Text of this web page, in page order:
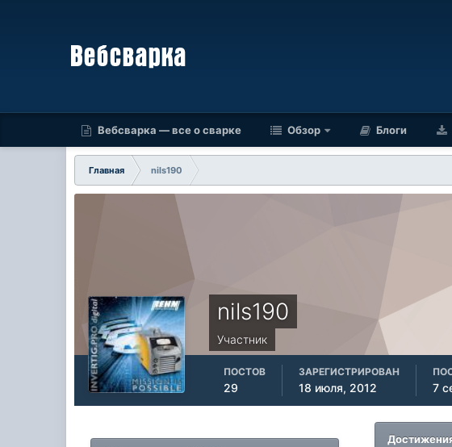
Вебсварка — все о сварке Обзор Блоги
Главная
nils190
nils190
Участник
ПОСТОВ
29
ЗАРЕГИСТРИРОВАН
18 июля, 2012 7